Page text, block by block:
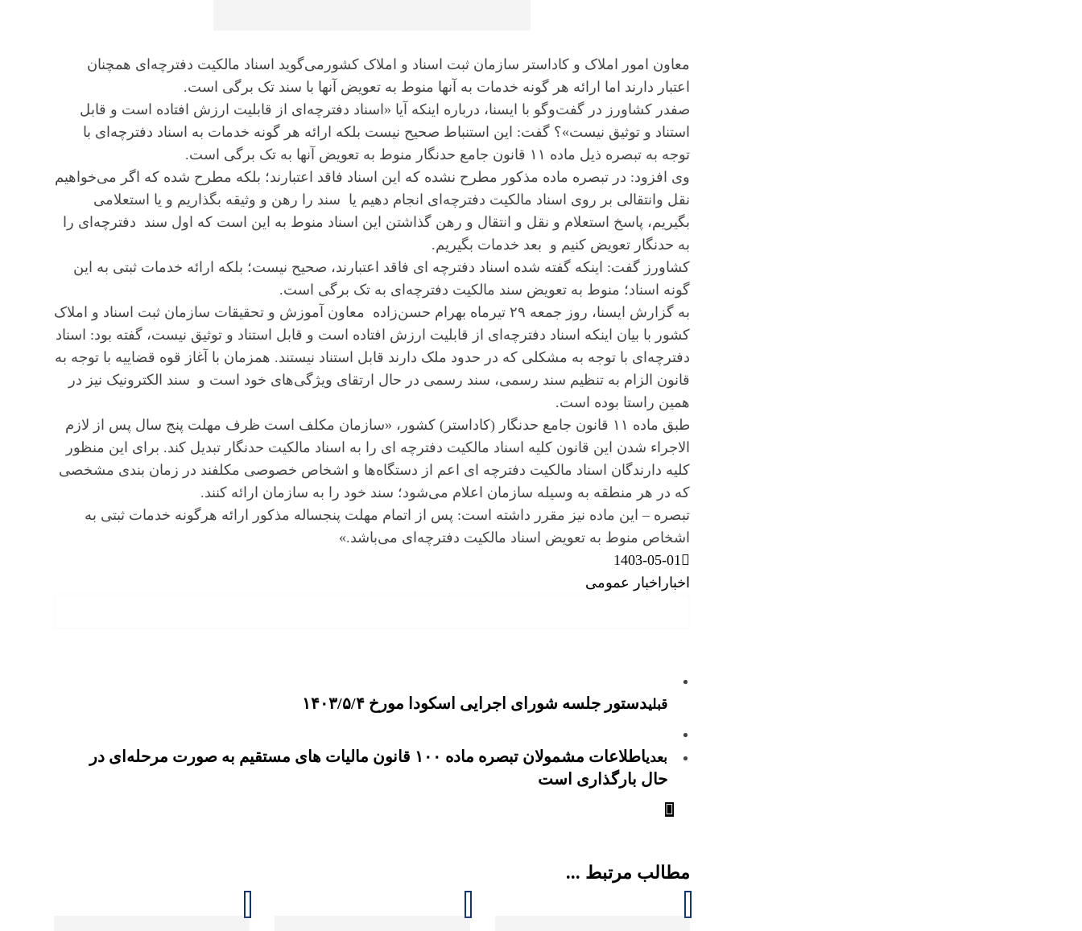
معاون امور املاک و کاداستر سازمان ثبت اسناد و املاک کشورمی‌گوید اسناد مالکیت دفترچه‌ای همچنان
اعتبار دارند اما ارائه هر گونه خدمات به آنها منوط به تعویض آنها با سند تک برگی است.
صفدر کشاورز در گفت‌وگو با ایسنا، درباره اینکه آیا «اسناد دفترچه‌ای از قابلیت ارزش افتاده است و قابل
استناد و توثیق نیست»؟ گفت: این استنباط صحیح نیست بلکه ارائه هر گونه خدمات به اسناد دفترچه‌ای با
توجه به تبصره ذیل ماده ۱۱ قانون جامع حدنگار منوط به تعویض آنها به تک برگی است.
وی افزود: در تبصره ماده مذکور مطرح نشده که این اسناد فاقد اعتبارند؛ بلکه مطرح شده که اگر می‌خواهیم
نقل وانتقالی بر روی اسناد مالکیت دفترچه‌ای انجام دهیم یا سند را رهن و وثیقه بگذاریم و یا استعلامی
بگیریم، پاسخ استعلام و نقل و انتقال و رهن گذاشتن این اسناد منوط به این است که اول سند دفترچه‌ای را
به حدنگار تعویض کنیم و بعد خدمات بگیریم.
کشاورز گفت: اینکه گفته شده اسناد دفترچه ای فاقد اعتبارند، صحیح نیست؛ بلکه ارائه خدمات ثبتی به این
گونه اسناد؛ منوط به تعویض سند مالکیت دفترچه‌ای به تک برگی است.
به گزارش ایسنا، روز جمعه ۲۹ تیرماه بهرام حسن‌زاده معاون آموزش و تحقیقات سازمان ثبت اسناد و املاک
کشور با بیان اینکه اسناد دفترچه‌ای از قابلیت ارزش افتاده است و قابل استناد و توثیق نیست، گفته بود: اسناد
دفترچه‌ای با توجه به مشکلی که در حدود ملک دارند قابل استناد نیستند. همزمان با آغاز قوه قضاییه با توجه به
قانون الزام به تنظیم سند رسمی، سند رسمی در حال ارتقای ویژگی‌های خود است و سند الکترونیک نیز در
همین راستا بوده است.
طبق ماده ۱۱ قانون جامع حدنگار (کاداستر) کشور، «سازمان مکلف است ظرف مهلت پنج سال پس از لازم
الاجراء شدن این قانون کلیه اسناد مالکیت دفترچه ای را به اسناد مالکیت حدنگار تبدیل کند. برای این منظور
کلیه دارندگان اسناد مالکیت دفترچه ای اعم از دستگاه‌ها و اشخاص خصوصی مکلفند در زمان بندی مشخصی
که در هر منطقه به وسیله سازمان اعلام می‌شود؛ سند خود را به سازمان ارائه کنند.
تبصره – این ماده نیز مقرر داشته است: پس از اتمام مهلت پنجساله مذکور ارائه هرگونه خدمات ثبتی به
اشخاص منوط به تعویض اسناد مالکیت دفترچه‌ای می‌باشد.»
1403-05-01
اخبار اخبار عمومی
قبلیدستور جلسه شورای اجرایی اسکودا مورخ ۱۴۰۳/۵/۴
بعدی
اطلاعات مشمولان تبصره ماده ۱۰۰ قانون مالیات های مستقیم به صورت مرحله‌ای در
حال بارگذاری است
مطالب مرتبط ...